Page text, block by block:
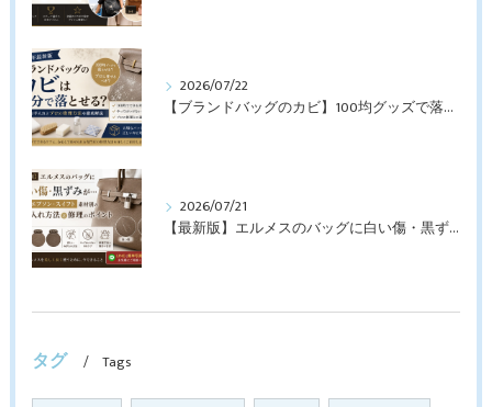
2026/07/22
【ブランドバッグのカビ】100均グッズで落とせる？プロが教えるNGなお手入れと修理すべきケース【最新版】
2026/07/21
【最新版】エルメスのバッグに白い傷・黒ずみが…トゴ・エプソン・スイフト素材別のお手入れ方法と修理のポイント
タグ Tags